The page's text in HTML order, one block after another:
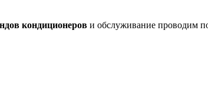
кондиционеров и обслуживание проводим